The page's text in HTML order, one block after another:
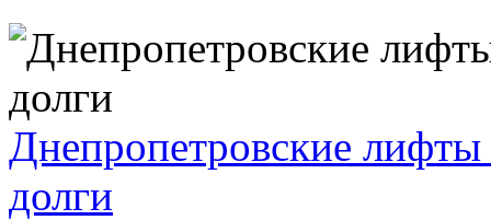
Днепропетровские
долги